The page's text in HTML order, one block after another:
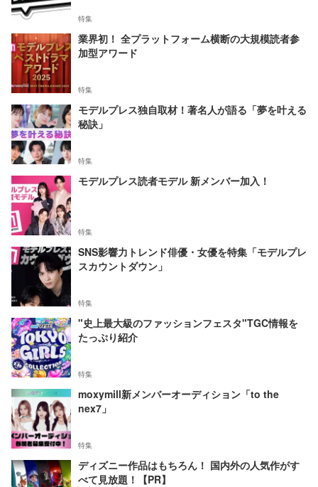
特集
業界初！ 全プラットフォーム横断の大規模読者参
加型アワード
特集
モデルプレス独自取材！著名人が語る「夢を叶える
秘訣」
特集
モデルプレス読者モデル 新メンバー加入！
特集
SNS影響力トレンド俳優・女優を特集「モデルプレ
スカウントダウン」
特集
"史上最大級のファッションフェスタ"TGC情報を
たっぷり紹介
特集
moxymill新メンバーオーディション「to the
nex7」
特集
ディズニー作品はもちろん！ 国内外の人気作がす
べて見放題！【PR】